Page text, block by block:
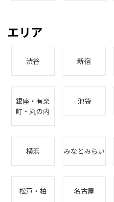
エリア
渋谷 新宿
銀座・有楽
町・丸の内
池袋
横浜 みなとみらい
松戸・柏 名古屋